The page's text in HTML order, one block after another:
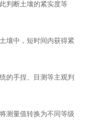
判断土壤的紧实度等
中，短时间内获得紧
手捏、目测等主观判
量值转换为不同等级